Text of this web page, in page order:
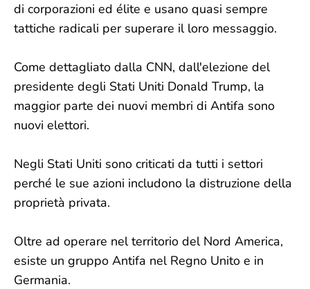
di corporazioni ed élite e usano quasi sempre
tattiche radicali per superare il loro messaggio.
Come dettagliato dalla CNN, dall'elezione del
presidente degli Stati Uniti Donald Trump, la
maggior parte dei nuovi membri di Antifa sono
nuovi elettori.
Negli Stati Uniti sono criticati da tutti i settori
perché le sue azioni includono la distruzione della
proprietà privata.
Oltre ad operare nel territorio del Nord America,
esiste un gruppo Antifa nel Regno Unito e in
Germania.